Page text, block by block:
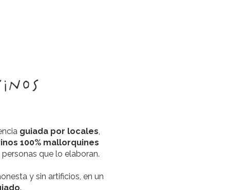
guiada por locales,
100% mallorquines
que lo elaboran.
y sin artificios, en un
.